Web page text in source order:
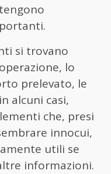
si trovano
lo
prelevato, le
alcuni casi,
che, presi
innocui,
utili se
informazioni.